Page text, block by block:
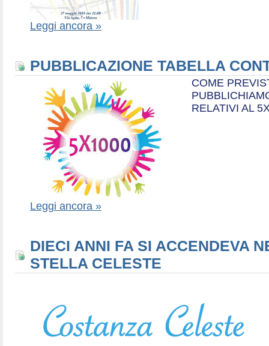
Leggi ancora »
PUBBLICAZIONE TABELLA
COME
RELATIVI AL
Leggi ancora »
DIECI ANNI FA SI ACCENDEVA
STELLA CELESTE